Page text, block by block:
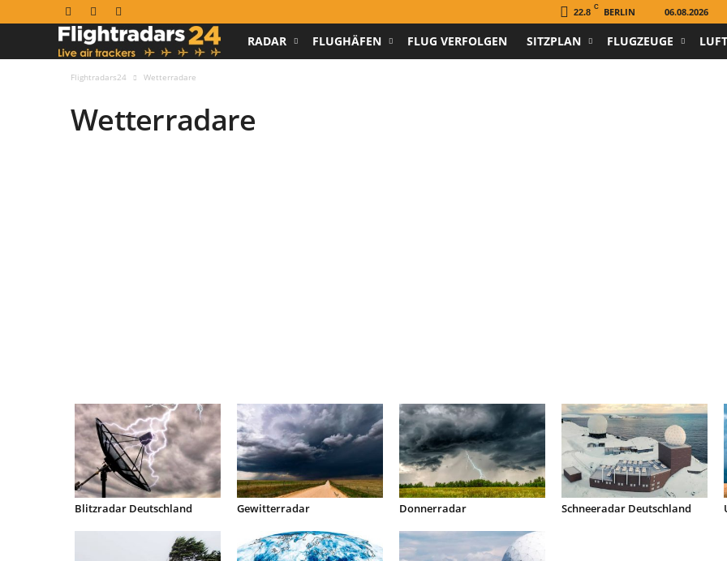
22.8
C BERLIN 06.08.2026
s
2
4
RADAR FLUGHÄFEN FLUG VERFOLGEN SITZPLAN FLUGZEUGE
Flightradars24 Wetterradare
Wetterradare
Blitzradar Deutschland Gewitterradar Donnerradar Schneeradar Deutschland